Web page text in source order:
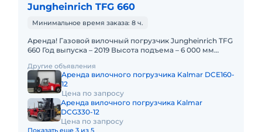
Jungheinrich TFG 660
Минимальное время заказа: 8 ч.
Аренда! Газовой вилочный погрузчик Jungheinrich TFG
660 Год выпуска – 2019 Высота подъема – 6 000 мм
смещения
Другие объявления
Аренда вилочного погрузчика Kalmar DCE160-
12
Цена по запросу
Аренда вилочного погрузчика Kalmar
DCG330-12
Цена по запросу
Показать еще 3 из 5